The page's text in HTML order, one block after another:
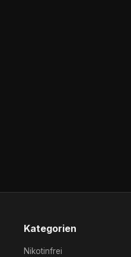
Kategorien
Nikotinfrei